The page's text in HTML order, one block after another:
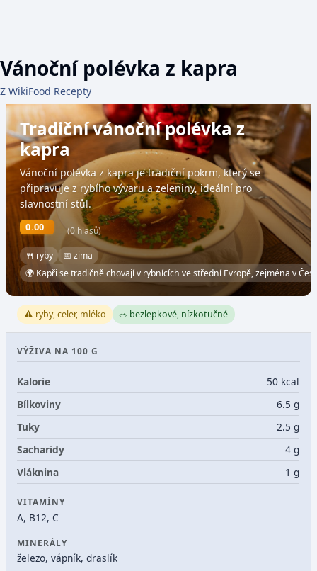
Vánoční polévka z kapra
Z WikiFood Recepty
Tradiční vánoční polévka z
kapra
Vánoční polévka z kapra je tradiční pokrm, který se
připravuje z rybího vývaru a zeleniny, ideální pro
slavnostní stůl.
0.00 (0 hlasů)
🍴 ryby
📅 zima
🌍 Kapři se tradičně chovají v rybnících ve střední Evropě, zejména v
⚠️ ryby, celer, mléko 🥗 bezlepkové, nízkotučné
VÝŽIVA NA 100 G
Kalorie
50 kcal
Bílkoviny
6.5 g
Tuky
2.5 g
Sacharidy
4 g
Vláknina
1 g
VITAMÍNY
A, B12, C
MINERÁLY
železo, vápník, draslík